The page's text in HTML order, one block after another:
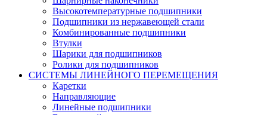
Высокотемпературные подшипники
Подшипники из нержавеющей стали
Комбинированные подшипники
Втулки
Шарики для подшипников
Ролики для подшипников
СИСТЕМЫ ЛИНЕЙНОГО ПЕРЕМЕЩЕНИЯ
Каретки
Направляющие
Линейные подшипники